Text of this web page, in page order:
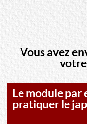
Vous avez
Le module par
pratiquer le